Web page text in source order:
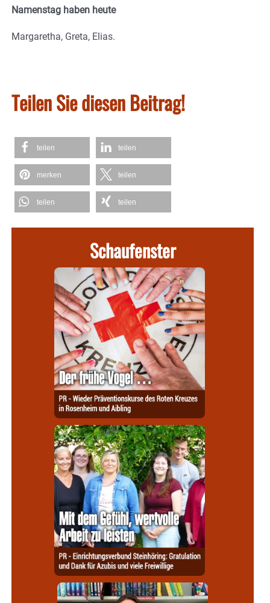
Namenstag haben heute
Margaretha, Greta, Elias.
Teilen Sie diesen Beitrag!
teilen teilen
merken teilen
teilen teilen
Schaufenster